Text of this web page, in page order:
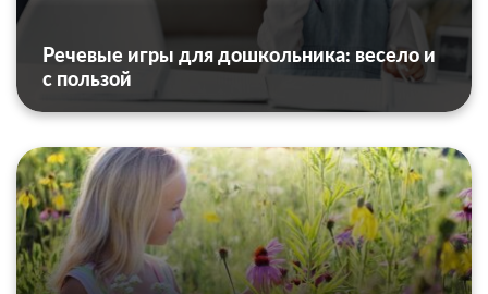
Речевые игры для дошкольника: весело и
с пользой